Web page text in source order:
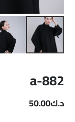
a-882
د.ك50.00